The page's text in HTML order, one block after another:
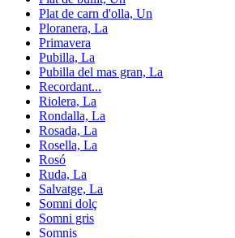
Plat de carn d'olla, Un
Ploranera, La
Primavera
Pubilla, La
Pubilla del mas gran, La
Recordant...
Riolera, La
Rondalla, La
Rosada, La
Rosella, La
Rosó
Ruda, La
Salvatge, La
Somni dolç
Somni gris
Somnis